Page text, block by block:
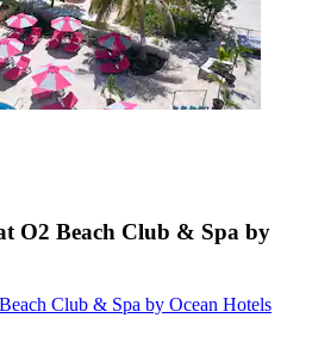
O2 Beach Club & Spa by
Club & Spa by Ocean Hotels